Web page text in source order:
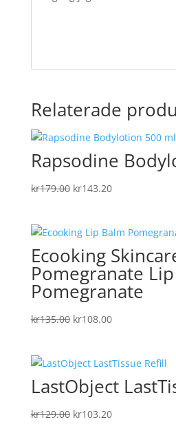
Relaterade
Rapsodine
kr179.00 Det
var:
kr179.00.
kr143.20Det
är:
kr143.20.
Ecooking
Pomegranate
Pomegranate
kr135.00 Det
var:
kr135.00.
kr108.00Det
är:
kr108.00.
LastObject
kr129.00 Det
kr103.20Det